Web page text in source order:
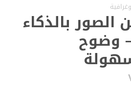
الصور بالذكاء
وضوح